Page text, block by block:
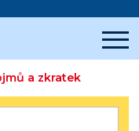
a zkratek